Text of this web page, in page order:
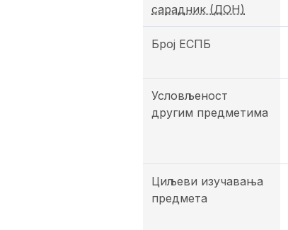
сарадник (ДОН)
Број ЕСПБ
Условљеност
другим предметима
Циљеви изучавања
предмета